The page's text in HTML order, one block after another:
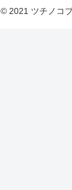
© 2021 ツチノコ